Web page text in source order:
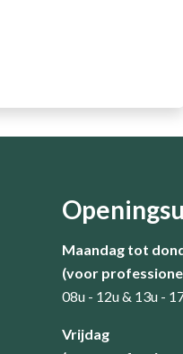
Maandag tot
(voor
08u - 12u & 13u -
​Vrijdag